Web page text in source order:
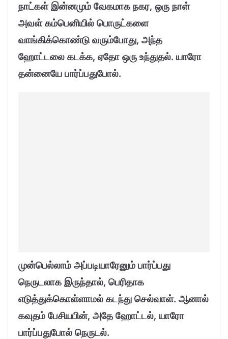
நாட்கள் இன்னமும் வேகமாக நகர, ஒரு நாள்
அவள் கம்பெனியில் பொருட்களை
வாங்கிக்கொண்டு வரும்போது, அந்த
ஹோட்டலை கடக்க, ஏதோ ஒரு உந்துதல். யாரோ
தன்னையே பார்ப்பதுபோல்.
முன்பெல்லாம் அப்படியாரேனும் பார்ப்பது
நெருடலாக இருந்தால், பெரிதாக
எடுத்துக்கொள்ளாமல் கடந்து செல்வாள். ஆனால்
கவுதம் பேசியபின், அதே ஹோட்டல், யாரோ
பார்ப்பதுபோல் நெருடல்.